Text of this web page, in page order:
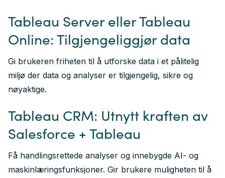
Tableau Server eller Tableau
Online: Tilgjengeliggjør data
Gi brukeren friheten til å utforske data i et pålitelig
miljø der data og analyser er tilgjengelig, sikre og
nøyaktige.
Tableau CRM: Utnytt kraften av
Salesforce + Tableau
Få handlingsrettede analyser og innebygde AI- og
maskinlæringsfunksjoner. Gir brukere muligheten til å